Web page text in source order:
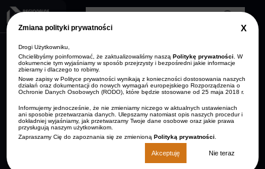
Zmiana polityki prywatności
Drogi Użytkowniku,
Chcielibyśmy poinformować, że zaktualizowaliśmy nasząPolitykę prywatności
. W
dokumencie tym wyjaśniamy w sposób przejrzysty i bezpośredni jakie informacje
zbieramy i dlaczego to robimy.
Nowe zapisy w Polityce prywatności wynikają z konieczności dostosowania naszych
działań oraz dokumentacji do nowych wymagań europejskiego Rozporządzenia o
Ochronie Danych Osobowych (RODO), które będzie stosowane od 25 maja 2018 r.
Informujemy jednocześnie, że nie zmieniamy niczego w aktualnych ustawieniach
ani sposobie przetwarzania danych. Ulepszamy natomiast opis naszych procedur i
dokładniej wyjaśniamy, jak przetwarzamy Twoje dane osobowe oraz jakie prawa
przysługują naszym użytkownikom.
Zapraszamy Cię do zapoznania się ze zmienionąPolityką prywatności
Akceptuję Nie teraz
Close
AKTUALNOŚCI
ARCHIWUM
AKTUALNOŚCI
O NAS
KALENDARZ IMPREZ
FILMY
KONTAKT
czcionki
Zespół Mali
Drzewiczanie